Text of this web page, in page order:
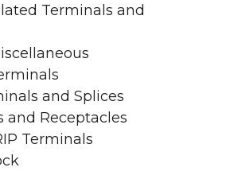
Terminals and
and Splices
and Receptacles
Terminals